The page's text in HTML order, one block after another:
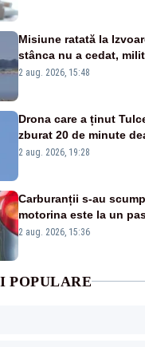
Misiune ratată la
stânca nu a cedat,
detonările luni – VIDEO
2 aug. 2026, 15:48
Drona care a ținut
zburat 20 de minute
României. Au fost
2 aug. 2026, 19:28
Carburanții s-au
motorina este la un
2 aug. 2026, 15:36
POPULARE